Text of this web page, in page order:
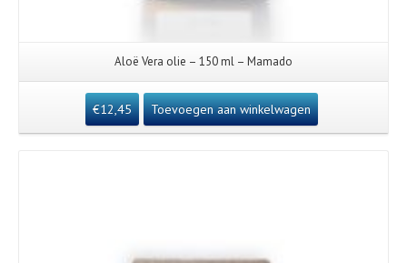
Aloë Vera olie – 150 ml – Mamado
€12,45 Toevoegen aan winkelwagen